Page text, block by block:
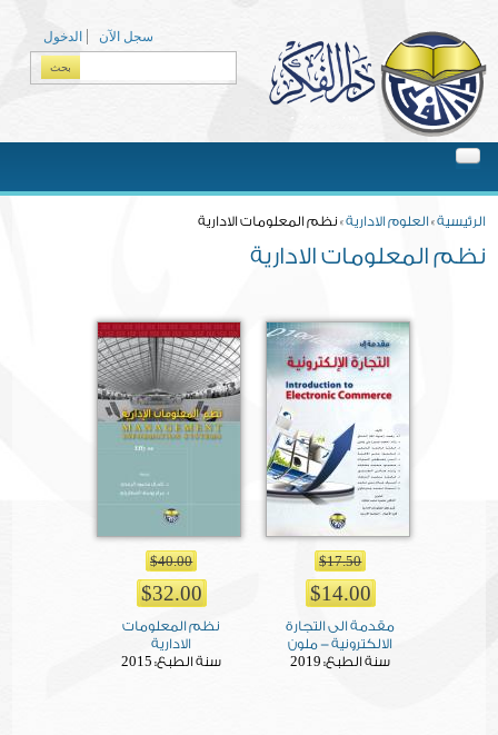
الدخول
سجل الآن
الرئيسية» العلوم الادارية» نظم المعلومات الادارية
نظم المعلومات الادارية
$17.50
$14.00
مقدمة الى التجارة
الالكترونية - ملون
سنة الطبع: 2019
$40.00
$32.00
نظم المعلومات
الادارية
سنة الطبع: 2015